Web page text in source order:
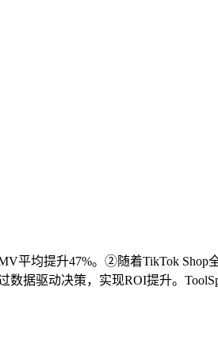
平均提升47%。②随着TikTok Shop
据驱动决策，实现ROI提升。